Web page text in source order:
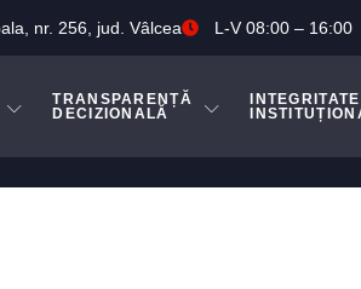
nr. 256, jud. Vâlcea L-V 08:00 – 16:00
TRANSPARENȚĂ
DECIZIONALĂ
INTEGRITATE